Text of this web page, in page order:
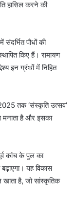
हासिल करने की
संदर्भित पौधों की
किए हैं। रामायण
इन ग्रंथों में निहित
तक ‘संस्कृति उत्सव’
मनाता है और इसका
कांच के पुल का
यह विकास
है, जो सांस्कृतिक